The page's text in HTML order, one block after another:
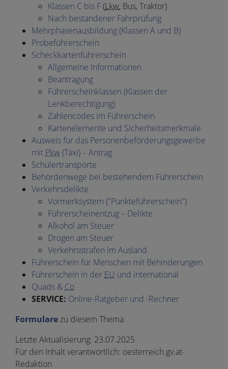
Klassen C bis F(Lkw, Bus, Traktor)
Nach bestandener Fahrprüfung
Mehrphasenausbildung (Klassen A und B)
Probeführerschein
Scheckkartenführerschein
Allgemeine Informationen
Beantragung
Führerscheinklassen (Klassen der
Lenkberechtigung)
Zahlencodes im Führerschein
Kartenelemente und Sicherheitsmerkmale
Ausweis für das Personenbeförderungsgewerbe
mit Pkw (Taxi) – Antrag
Schülertransporte
Behördenwege bei bestehendem Führerschein
Verkehrsdelikte
Vormerksystem ("Punkteführerschein")
Führerscheinentzug – Delikte
Alkohol am Steuer
Drogen am Steuer
Verkehrsstrafen im Ausland
Führerschein für Menschen mit Behinderungen
Führerschein in der EU und international
Quads & Co
SERVICE: Online-Ratgeber und -Rechner
Formularezu diesem Thema
Letzte Aktualisierung: 23.07.2025
Für den Inhalt verantwortlich: oesterreich.gv.at-
Redaktion